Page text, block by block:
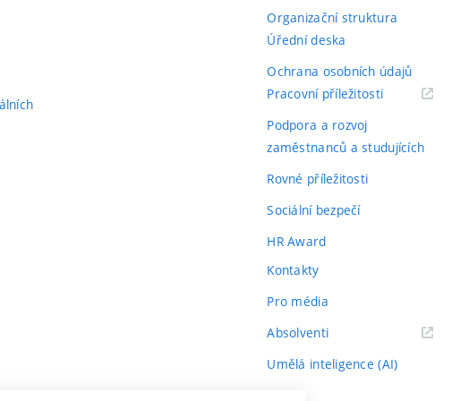
mediálním ohlasem.
výsledky nepokryté ostatními
Organizační struktura
Úřední deska
Ochrana osobních údajů
Pracovní příležitosti(externí
Podpora a rozvoj
zaměstnanců a studujících
Rovné příležitosti
Sociální bezpečí
HR Award
Kontakty
Pro média
Absolventi(externí
Umělá inteligence (AI)